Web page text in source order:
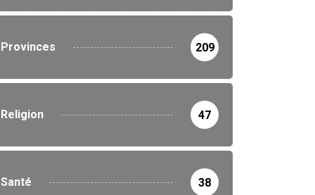
Provinces 209
Religion 47
Santé 38